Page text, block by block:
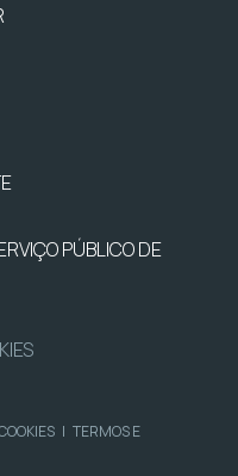
PÚBLICO DE
| TERMOS E